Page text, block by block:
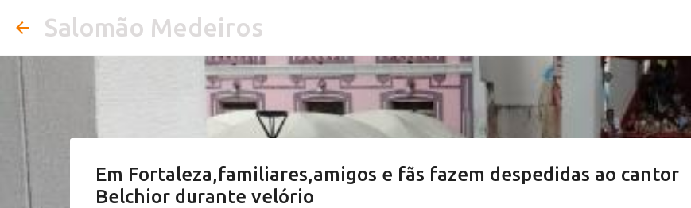
Salomão Medeiros
Em Fortaleza,familiares,amigos e fãs fazem despedidas ao cantor
Belchior durante velório